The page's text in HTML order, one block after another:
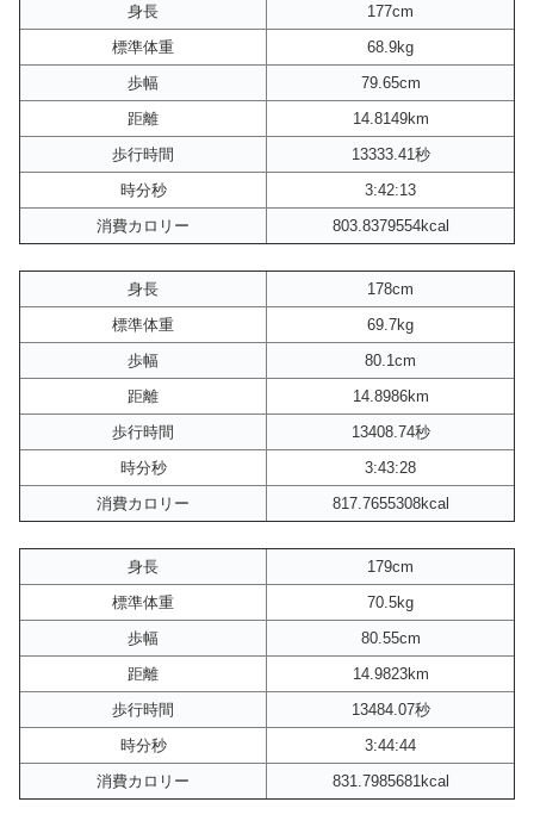
身長
177cm
標準体重
68.9kg
歩幅
79.65cm
距離
14.8149km
歩行時間
13333.41秒
時分秒
3:42:13
消費カロリー
803.8379554kcal
身長
178cm
標準体重
69.7kg
歩幅
80.1cm
距離
14.8986km
歩行時間
13408.74秒
時分秒
3:43:28
消費カロリー
817.7655308kcal
身長
179cm
標準体重
70.5kg
歩幅
80.55cm
距離
14.9823km
歩行時間
13484.07秒
時分秒
3:44:44
消費カロリー
831.7985681kcal